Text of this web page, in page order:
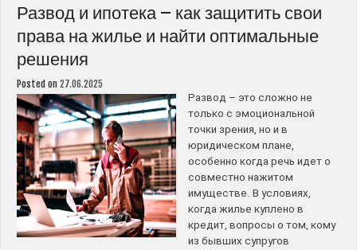
Развод и ипотека – как защитить свои
права на жилье и найти оптимальные
решения
Posted on 27.06.2025
Развод – это сложно не
только с эмоциональной
точки зрения, но и в
юридическом плане,
особенно когда речь идет о
совместно нажитом
имуществе. В условиях,
когда жилье куплено в
кредит, вопросы о том, кому
из бывших супругов